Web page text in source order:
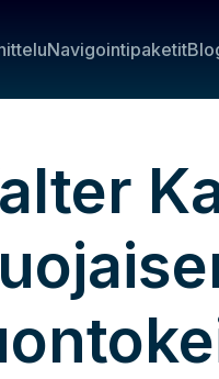
Navigointipaketit